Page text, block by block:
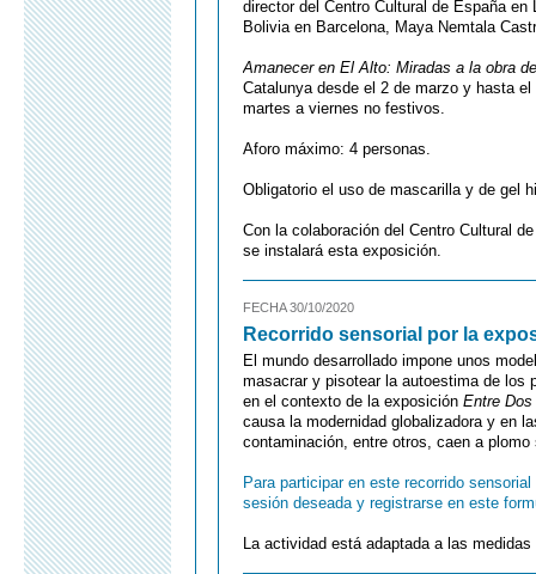
director del Centro Cultural de España
Bolivia en Barcelona, Maya Nemtala
Amanecer en El Alto: Miradas a la obra
Catalunya desde el 2 de marzo y hasta
martes a viernes no festivos.
Aforo máximo: 4 personas.
Obligatorio el uso de mascarilla y de gel
Con la colaboración del Centro Cultural
se instalará esta exposición.
FECHA 30/10/2020
Recorrido sensorial por la
El mundo desarrollado impone unos
masacrar y pisotear la autoestima de los
en el contexto de la exposición Entre
causa la modernidad globalizadora y en
contaminación, entre otros, caen a
Para participar en este recorrido
sesión deseada y registrarse en este
La actividad está adaptada a las